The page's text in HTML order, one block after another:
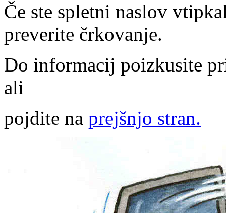
Če ste spletni naslov
preverite črkovanje.
Do informacij poizkusite
ali
pojdite na prejšnjo stran.